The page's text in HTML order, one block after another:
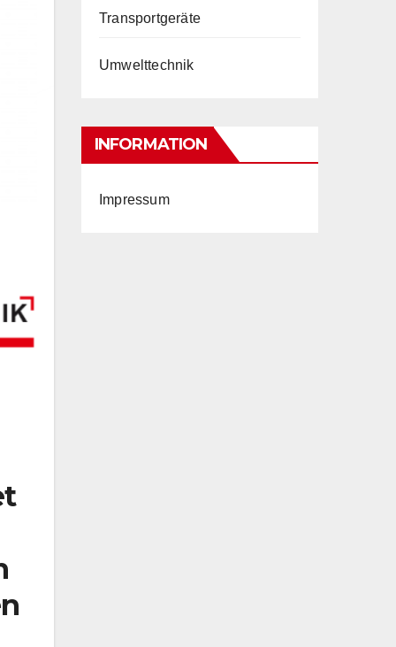
Transportgeräte
Umwelttechnik
INFORMATION
Impressum